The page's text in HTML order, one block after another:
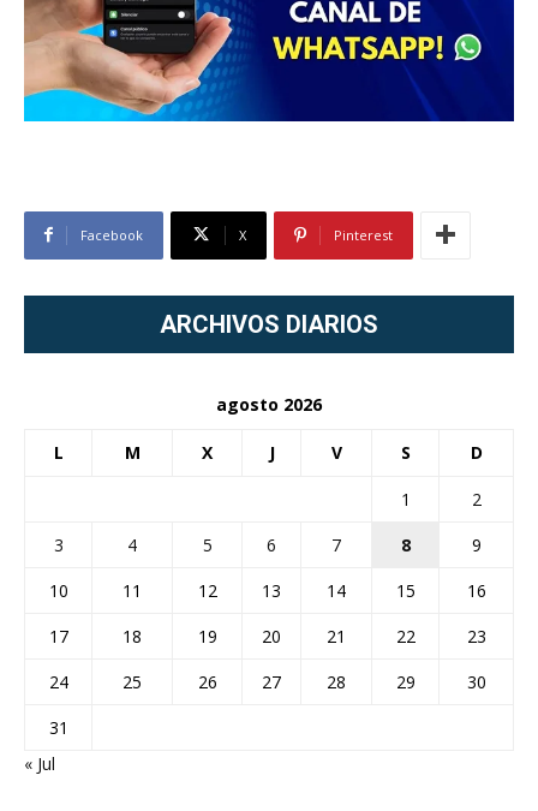
Facebook X Pinterest
ARCHIVOS DIARIOS
agosto 2026
L M X J V S D
1
2
3
4 5 6 7 8
9
10
11 12 13 14 15
16
17
18 19 20 21 22
23
24
25 26 27 28 29
30
31
« Jul